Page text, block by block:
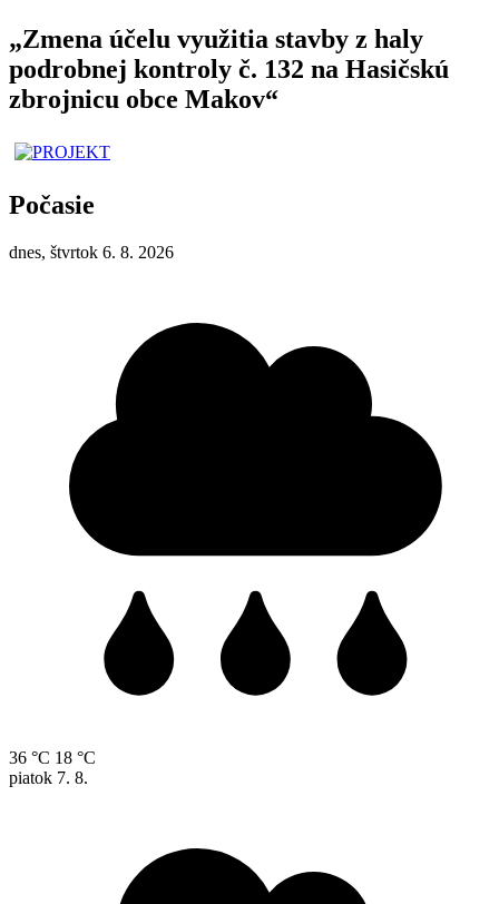
„Zmena účelu využitia stavby z haly
podrobnej kontroly č. 132 na Hasičskú
zbrojnicu obce Makov“
Počasie
dnes, štvrtok 6. 8. 2026
36 °C 18 °C
piatok 7. 8.